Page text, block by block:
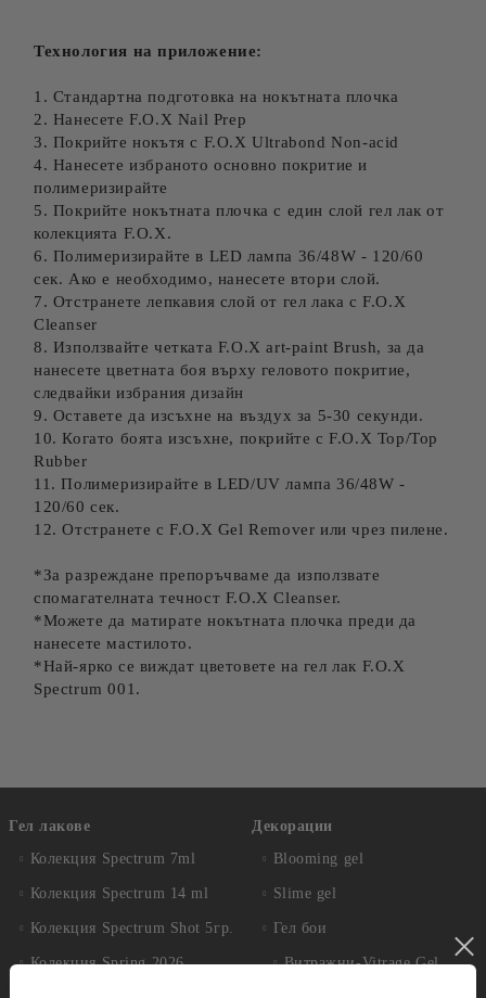
Технология на приложение:
1. Стандартна подготовка на нокътната плочка
2. Нанесете F.O.X Nail Prep
3. Покрийте нокътя с F.O.X Ultrabond Non-acid
4. Нанесете избраното основно покритие и
полимеризирайте
5. Покрийте нокътната плочка с един слой гел лак от
колекцията F.O.X.
6. Полимеризирайте в LED лампа 36/48W - 120/60
сек. Ако е необходимо, нанесете втори слой.
7. Отстранете лепкавия слой от гел лака с F.O.X
Cleanser
8. Използвайте четката F.O.X art-paint Brush, за да
нанесете цветната боя върху геловото покритие,
следвайки избрания дизайн
9. Оставете да изсъхне на въздух за 5-30 секунди.
10. Когато боята изсъхне, покрийте с F.O.X Top/Top
Rubber
11. Полимеризирайте в LED/UV лампа 36/48W -
120/60 сек.
12. Отстранете с F.O.X Gel Remover или чрез пилене.
*За разреждане препоръчваме да използвате
спомагателната течност F.O.X Cleanser.
*Можете да матирате нокътната плочка преди да
нанесете мастилото.
*Най-ярко се виждат цветовете на гел лак F.O.X
Spectrum 001.
Гел лакове
Колекция Spectrum 7ml
Колекция Spectrum 14 ml
Колекция Spectrum Shot 5гр.
Колекция Spring 2026
Декорации
Blooming gel
Slime gel
Гел бои
Витражни-Vitrage Gel